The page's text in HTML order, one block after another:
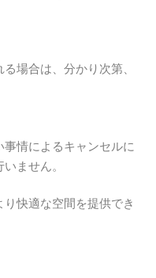
場合は、分かり次第、
情によるキャンセルに
ません。
快適な空間を提供でき